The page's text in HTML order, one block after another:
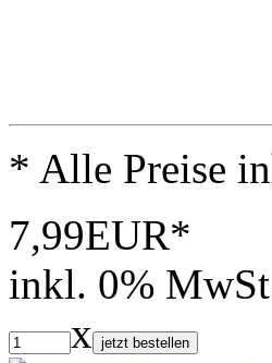
* Alle Preise
7,99EUR*
inkl. 0%
x jetzt bestellen